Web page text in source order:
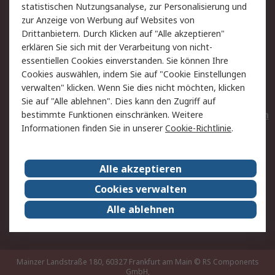
Hilfe
Privatkunden
Rechtliches
AGB
Datenschutz
Cookie-Richtlinie
Zahlungsbedingungen
Copyright/Impressum
Entsorgung
Elektrogeräte/Batterien
RS weltweit
Karriere bei RS
Nachhaltigkeit
Qualität/Umwelt/ZertifikatePresse-Center
Event-Center
Mainzer Landstraße 180, 60327 Frankfurt am Main © RS Components
GmbH,
statistischen Nutzungsanalyse, zur Personalisierung und
zur Anzeige von Werbung auf Websites von
Drittanbietern. Durch Klicken auf "Alle akzeptieren"
erklären Sie sich mit der Verarbeitung von nicht-
essentiellen Cookies einverstanden. Sie können Ihre
Cookies auswählen, indem Sie auf "Cookie Einstellungen
verwalten" klicken. Wenn Sie dies nicht möchten, klicken
Sie auf "Alle ablehnen". Dies kann den Zugriff auf
bestimmte Funktionen einschränken. Weitere
Informationen finden Sie in unsererCookie-Richtlinie.
Alle akzeptieren
Cookies verwalten
Alle ablehnen